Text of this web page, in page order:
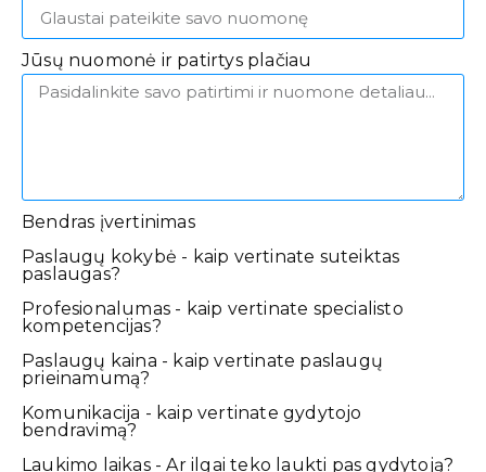
Jūsų nuomonė ir patirtys plačiau
Bendras įvertinimas
Paslaugų kokybė - kaip vertinate suteiktas
paslaugas?
Profesionalumas - kaip vertinate specialisto
kompetencijas?
Paslaugų kaina - kaip vertinate paslaugų
prieinamumą?
Komunikacija - kaip vertinate gydytojo
bendravimą?
Laukimo laikas - Ar ilgai teko laukti pas gydytoją?